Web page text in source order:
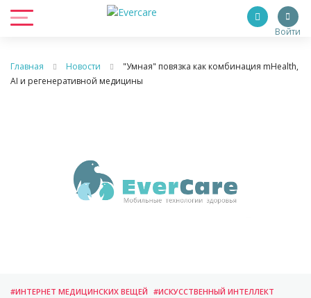
Войти
Главная Новости
"Умная" повязка как комбинация mHealth,
AI и регенеративной медицины
#ИНТЕРНЕТ МЕДИЦИНСКИХ ВЕЩЕЙ #ИСКУССТВЕННЫЙ ИНТЕЛЛЕКТ